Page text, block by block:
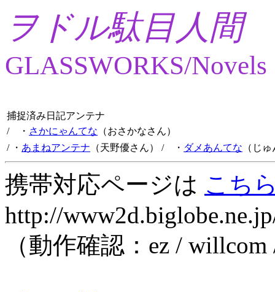
ヲドル駄目人間
GLASSWORKS/Novels
捕捉済み日記アンテナ
/ ・ さかにゃんてな （おさかなさん）
/ ・ あまねアンテナ （天野優さん） / ・ ダメあんてな （じ
携帯対応ページは こち
http://
（動作確認：ez /